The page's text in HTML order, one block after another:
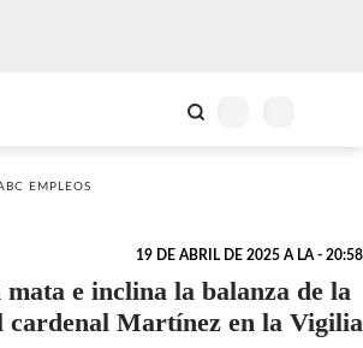
EMPLEOS
19 DE ABRIL DE 2025 A LA - 20:58
e inclina la balanza de la
cardenal Martínez en la Vigilia